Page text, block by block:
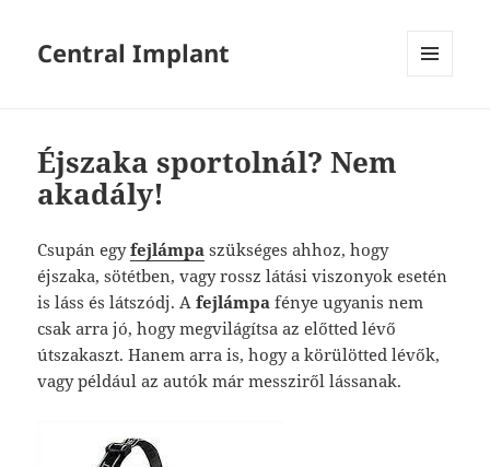
Central Implant
Éjszaka sportolnál? Nem
akadály!
Csupán egyfejlámpa szükséges ahhoz, hogy
éjszaka, sötétben, vagy rossz látási viszonyok esetén
is láss és látszódj. Afejlámpa fénye ugyanis nem
csak arra jó, hogy megvilágítsa az előtted lévő
útszakaszt. Hanem arra is, hogy a körülötted lévők,
vagy például az autók már messziről lássanak.